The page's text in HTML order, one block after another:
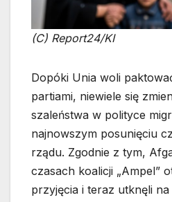
(C) Report24/KI
Dopóki Unia woli
partiami, niewiele się
szaleństwa w polityce
najnowszym posunięciu
rządu. Zgodnie z tym,
czasach koalicji „Ampel”
przyjęcia i teraz utknęli na